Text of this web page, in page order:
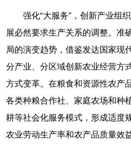
强化“大服务”，创新产业组
展必然要求生产关系的调整。准
局的演变趋势，借鉴发达国家现
分产业、分区域创新农业经营方
方式变革。在粮食和资源性农产
各类种粮合作社、家庭农场和种
耕等社会化服务模式，形成适度
农业劳动生产率和农产品质量效